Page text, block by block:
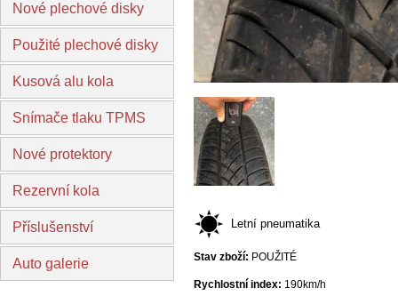
Nové plechové disky
Použité plechové disky
Kusová alu kola
Snímače tlaku TPMS
Nové protektory
Rezervní kola
Příslušenství
Auto galerie
Letní pneumatika
Stav zboží: POUŽITÉ
Rychlostní index: 190km/h